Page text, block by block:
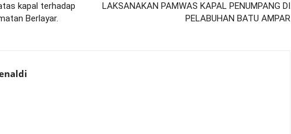
kapal terhadap
Berlayar.
LAKSANAKAN PAMWAS KAPAL PENUMPANG DI
PELABUHAN BATU AMPAR